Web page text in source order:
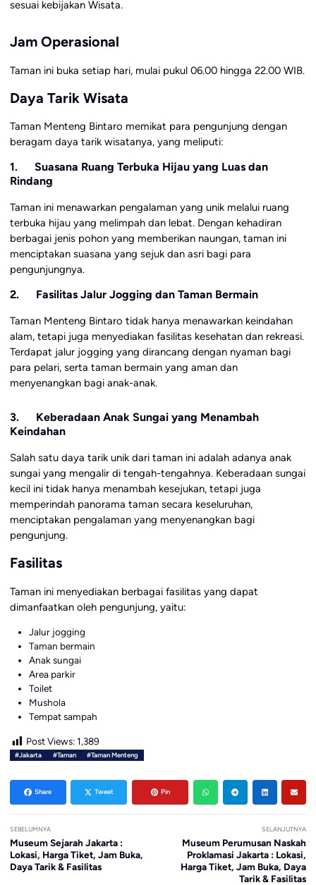
sesuai kebijakan Wisata.
Jam Operasional
Taman ini buka setiap hari, mulai pukul 06.00 hingga 22.00 WIB.
Daya Tarik Wisata
Taman Menteng Bintaro memikat para pengunjung dengan
beragam daya tarik wisatanya, yang meliputi:
1. Suasana Ruang Terbuka Hijau yang Luas dan
Rindang
Taman ini menawarkan pengalaman yang unik melalui ruang
terbuka hijau yang melimpah dan lebat. Dengan kehadiran
berbagai jenis pohon yang memberikan naungan, taman ini
menciptakan suasana yang sejuk dan asri bagi para
pengunjungnya.
2. Fasilitas Jalur Jogging dan Taman Bermain
Taman Menteng Bintaro tidak hanya menawarkan keindahan
alam, tetapi juga menyediakan fasilitas kesehatan dan rekreasi.
Terdapat jalur jogging yang dirancang dengan nyaman bagi
para pelari, serta taman bermain yang aman dan
menyenangkan bagi anak-anak.
3. Keberadaan Anak Sungai yang Menambah
Keindahan
Salah satu daya tarik unik dari taman ini adalah adanya anak
sungai yang mengalir di tengah-tengahnya. Keberadaan sungai
kecil ini tidak hanya menambah kesejukan, tetapi juga
memperindah panorama taman secara keseluruhan,
menciptakan pengalaman yang menyenangkan bagi
pengunjung.
Fasilitas
Taman ini menyediakan berbagai fasilitas yang dapat
dimanfaatkan oleh pengunjung, yaitu:
Jalur jogging
Taman bermain
Anak sungai
Area parkir
Toilet
Mushola
Tempat sampah
Post Views: 1,389
#Jakarta #Taman #Taman Menteng
Share Tweet Pin
SEBELUMNYA
Museum Sejarah Jakarta :
Lokasi, Harga Tiket, Jam Buka,
Daya Tarik & Fasilitas
SELANJUTNYA
Museum Perumusan Naskah
Proklamasi Jakarta : Lokasi,
Harga Tiket, Jam Buka, Daya
Tarik & Fasilitas